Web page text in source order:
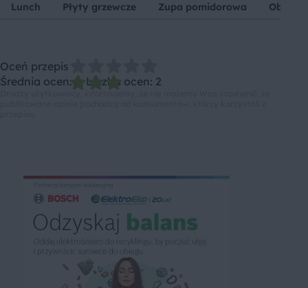
Lunch Płyty grzewcze Zupa pomidorowa Obiad
Oceń przepis
Średnia ocen: 3, Liczba ocen: 2